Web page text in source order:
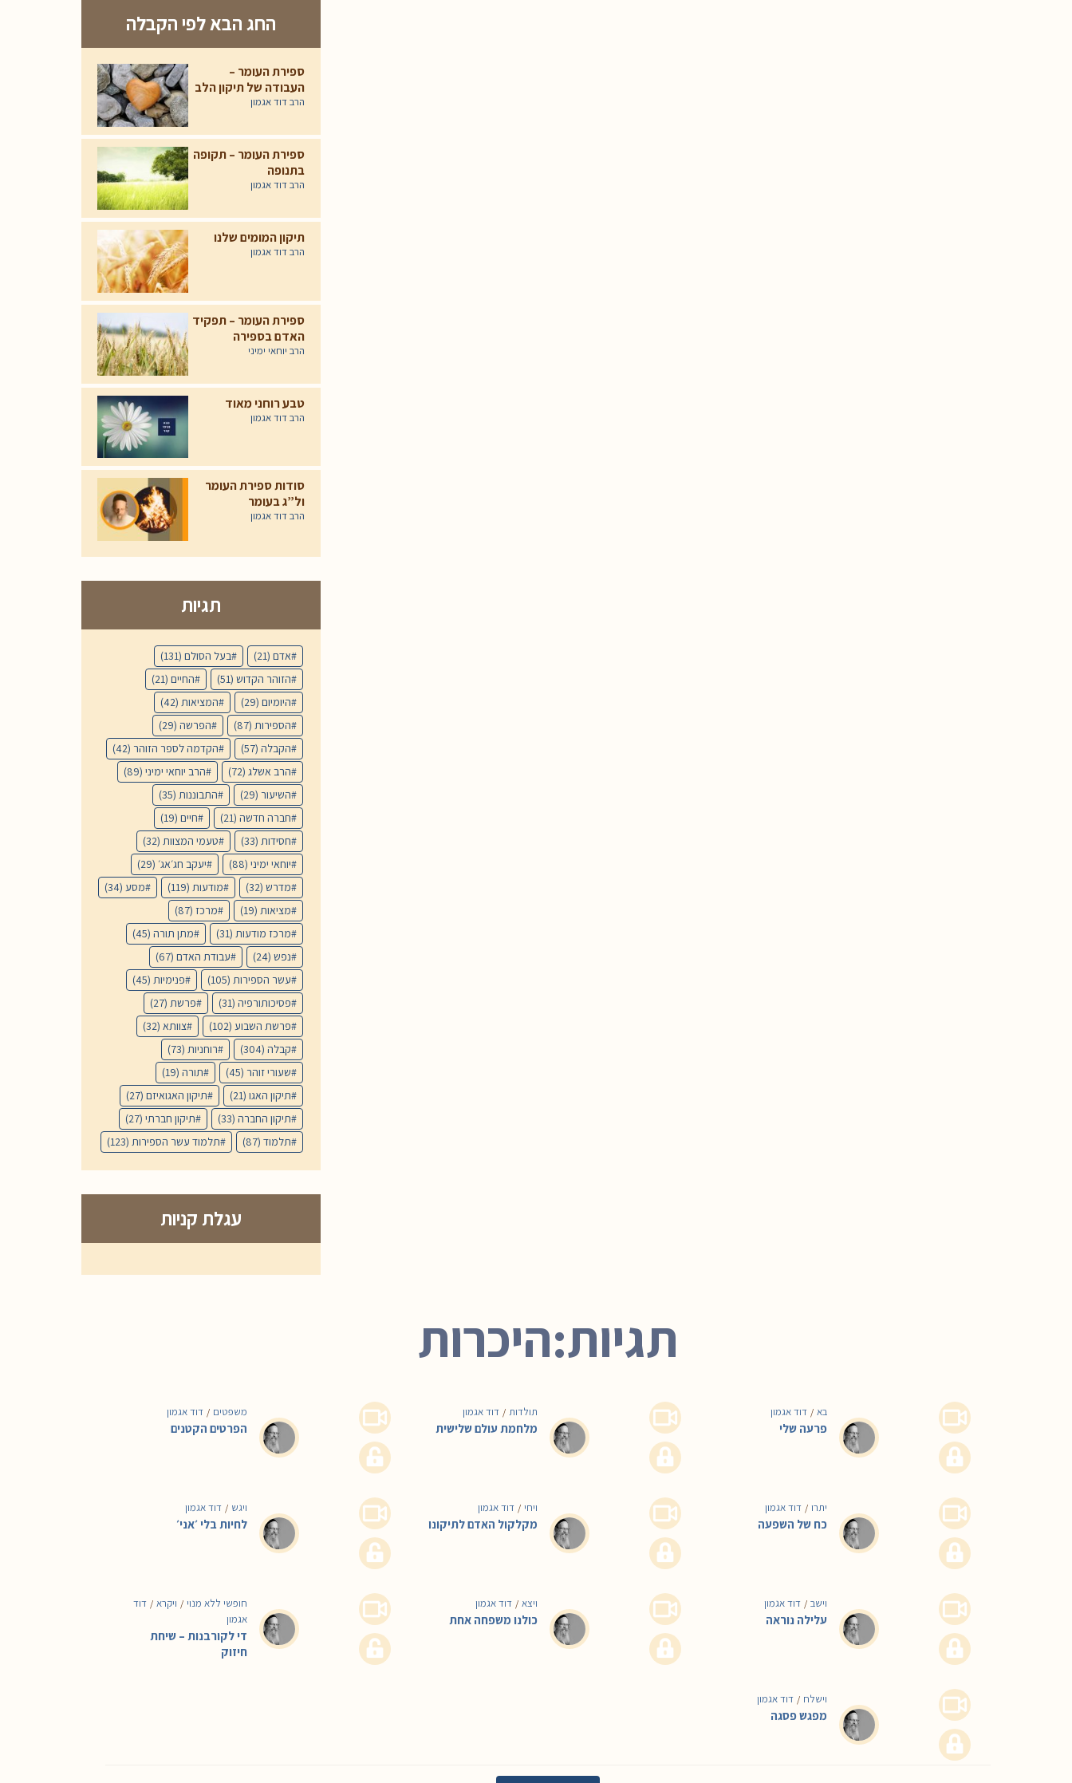
החג הבא לפי הקבלה
ספירת העומר –
העבודה של תיקון הלב
הרב דוד אגמון
ספירת העומר – תקופה
בתנופה
הרב דוד אגמון
תיקון המומים שלנו
הרב דוד אגמון
ספירת העומר – תפקיד
האדם בספירה
הרב יוחאי ימיני
טבע רוחני מאוד
הרב דוד אגמון
סודות ספירת העומר
ול”ג בעומר
הרב דוד אגמון
תגיות
אדם (21) בעל הסולם (131)
הזוהר הקדוש (51) החיים (21)
היומיום (29) המציאות (42)
הספירות (87) הפרשה (29)
הקבלה (57) הקדמה לספר הזוהר (42)
הרב אשלג (72) הרב יוחאי ימיני (89)
השיעור (29) התבוננות (35)
חברה חדשה (21) חיים (19)
חסידות (33) טעמי המצוות (32)
יוחאי ימיני (88) יעקב חג׳אג׳ (29)
מדרש (32) מודעות (119) מסע (34)
מציאות (19) מרכז (87)
מרכז מודעות (31) מתן תורה (45)
נפש (24) עבודת האדם (67)
עשר הספירות (105) פנימיות (45)
פסיכותורפיה (31) פרשת (27)
פרשת השבוע (102) צוותא (32)
קבלה (304) רוחניות (73)
שעורי זוהר (45) תורה (19)
תיקון האגו (21) תיקון האגואיזם (27)
תיקון החברה (33) תיקון חברתי (27)
תלמוד (87) תלמוד עשר הספירות (123)
עגלת קניות
תגיות:היכרות
בא / דוד אגמון
פרעה שלי
תולדות / דוד אגמון
מלחמת עולם שלישית
משפטים / דוד אגמון
הפרטים הקטנים
יתרו / דוד אגמון
כח של השפעה
ויחי / דוד אגמון
מקלקול האדם לתיקונו
ויגש / דוד אגמון
לחיות בלי ׳אני׳
וישב / דוד אגמון
עלילה נוראה
ויצא / דוד אגמון
כולנו משפחה אחת
חופשי ללא מנוי / ויקרא / דוד
אגמון
די לקורבנות – שיחת
חיזוק
וישלח / דוד אגמון
מפגש פסגה